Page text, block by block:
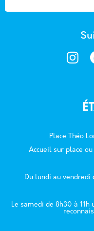
Place Théo
Accueil sur place
Du lundi au vendredi
Le samedi de 8h30 à